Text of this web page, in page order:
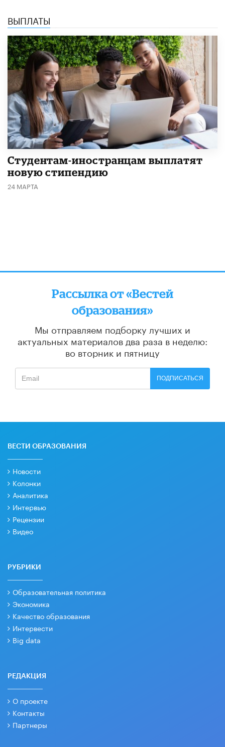
ВЫПЛАТЫ
Студентам-иностранцам выплатят
новую стипендию
24 МАРТА
Рассылка от «Вестей
образования»
Мы отправляем подборку лучших и
актуальных материалов два раза в неделю:
во вторник и пятницу
ПОДПИСАТЬСЯ
ВЕСТИ ОБРАЗОВАНИЯ
Новости
Колонки
Аналитика
Интервью
Рецензии
Видео
РУБРИКИ
Образовательная политика
Экономика
Качество образования
Интервести
Big data
РЕДАКЦИЯ
О проекте
Контакты
Партнеры